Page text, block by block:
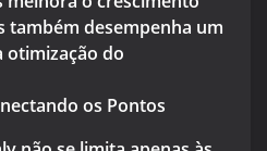
também desempenha um
otimização do
os Pontos